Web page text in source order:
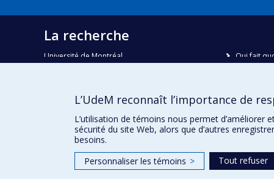
La recherche
Université de Montréal
Courriel:recherche@umontreal.ca
Qui fait
Plan du
L’UdeM reconnaît l’importance de
L’utilisation de témoins nous permet
sécurité du site Web, alors que d’autres
besoins.
Personnaliser les témoins > Tout refuser